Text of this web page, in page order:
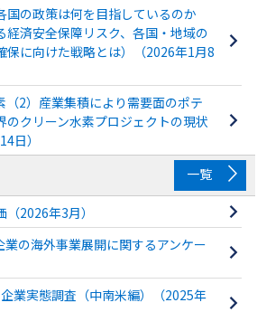
国の政策は何を目指しているのか
経済安全保障リスク、各国・地域の
保に向けた戦略とは）（2026年1月8
（2）産業集積により需要面のポテ
のクリーン水素プロジェクトの現状
日）
一覧
2026年3月）
の海外事業展開に関するアンケー
業実態調査（中南米編）（2025年